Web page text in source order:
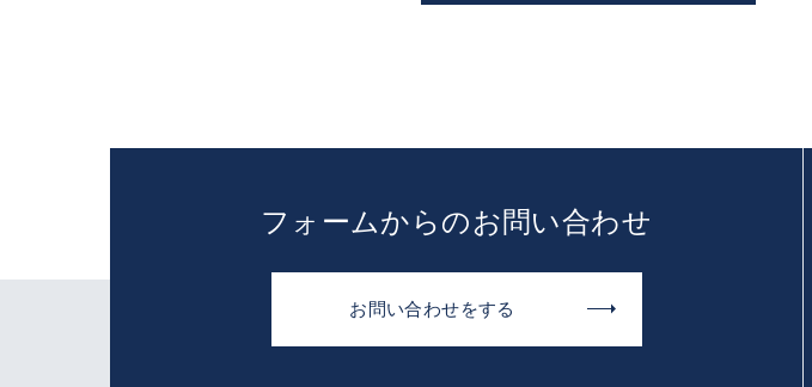
フォームからのお問い合わせ
お問い合わせをする